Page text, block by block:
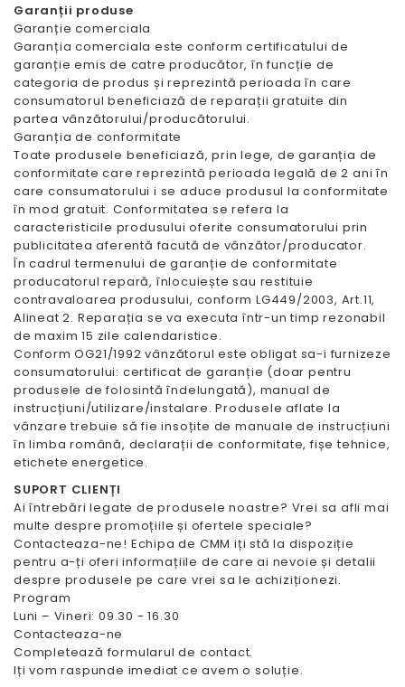
Garanții produse
Garanție comerciala
Garanția comerciala este conform certificatului de
garanție emis de catre producător, în funcție de
categoria de produs și reprezintă perioada în care
consumatorul beneficiază de reparații gratuite din
partea vânzătorului/producătorului.
Garanția de conformitate
Toate produsele beneficiază, prin lege, de garanția de
conformitate care reprezintă perioada legală de 2 ani în
care consumatorului i se aduce produsul la conformitate
în mod gratuit. Conformitatea se refera la
caracteristicile produsului oferite consumatorului prin
publicitatea aferentă facută de vânzător/producator.
În cadrul termenului de garanție de conformitate
producatorul repară, înlocuiește sau restituie
contravaloarea produsului, conform LG449/2003, Art.11,
Alineat 2. Reparația se va executa într-un timp rezonabil
de maxim 15 zile calendaristice.
Conform OG21/1992 vânzătorul este obligat sa-i furnizeze
consumatorului: certificat de garanție (doar pentru
produsele de folosintă îndelungată), manual de
instrucțiuni/utilizare/instalare. Produsele aflate la
vânzare trebuie să fie insoțite de manuale de instrucțiuni
în limba română, declarații de conformitate, fișe tehnice,
etichete energetice.
SUPORT CLIENȚI
Ai întrebări legate de produsele noastre? Vrei sa afli mai
multe despre promoțiile și ofertele speciale?
Contacteaza-ne! Echipa de CMM iți stă la dispoziție
pentru a-ți oferi informațiile de care ai nevoie și detalii
despre produsele pe care vrei sa le achiziționezi.
Program
Luni – Vineri: 09.30 - 16.30
Contacteaza-ne
Completează formularul de contact.
Iți vom raspunde imediat ce avem o soluție.